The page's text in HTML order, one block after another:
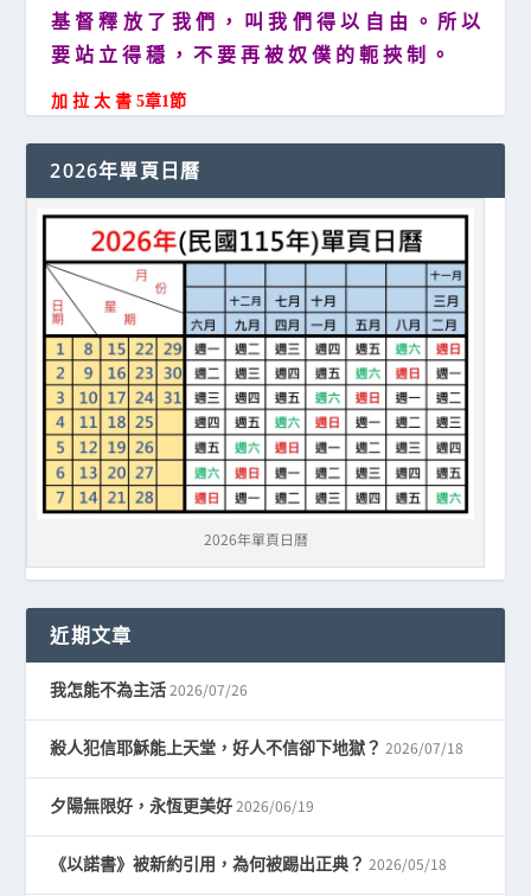
基 督 釋 放 了 我 們 ， 叫 我 們 得 以 自 由 。 所 以
要 站 立 得 穩 ， 不 要 再 被 奴 僕 的 軛 挾 制 。
加 拉 太 書 5章1節
2026年單頁日曆
2026年單頁日曆
近期文章
我怎能不為主活 2026/07/26
殺人犯信耶穌能上天堂，好人不信卻下地獄？ 2026/07/18
夕陽無限好，永恆更美好 2026/06/19
《以諾書》被新約引用，為何被踢出正典？ 2026/05/18